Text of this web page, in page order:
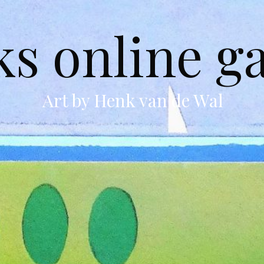
online
Art by Henk van de Wal